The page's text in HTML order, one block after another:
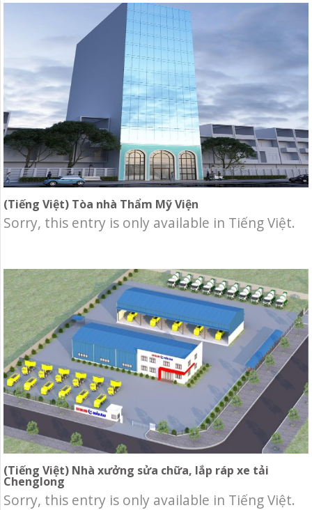
(Tiếng Việt) Tòa nhà Thẩm Mỹ Viện
Sorry, this entry is only available in Tiếng Việt.
(Tiếng Việt) Nhà xưởng sửa chữa, lắp ráp xe tải
Chenglong
Sorry, this entry is only available in Tiếng Việt.